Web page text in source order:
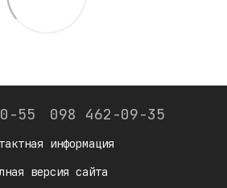
55 098 462-09-35
информация
версия сайта